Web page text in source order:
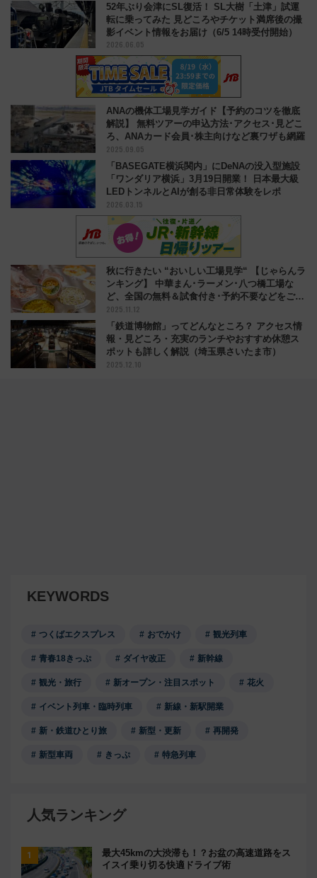
52年ぶり会津にSL復活！ SL大樹「土津」試運
転に乗ってみた 見どころやチケット満席後の撮
影イベント情報をお届け（6/5 14時受付開始）
2026.06.05
ANAの機体工場見学ガイド【予約のコツを徹底
解説】 無料ツアーの申込方法･アクセス･見どこ
ろ、ANAカード会員･株主向けなど裏ワザも網羅
2025.09.05
「BASEGATE横浜関内」にDeNAの没入型施設
「ワンダリア横浜」3月19日開業！ 日本最大級
LEDトンネルとAIが創る非日常体験をレポ
2026.03.15
秋に行きたい “おいしい工場見学“ 【じゃらんラ
ンキング】 中華まん･ラーメン･八つ橋工場な
ど、全国の無料＆試食付き･予約不要などをご紹
介！
2025.11.12
「鉄道博物館」ってどんなところ？ アクセス情
報・見どころ・充実のランチやおすすめ休憩ス
ポットも詳しく解説（埼玉県さいたま市）
2025.12.10
KEYWORDS
つくばエクスプレス おでかけ 観光列車
青春18きっぷ ダイヤ改正 新幹線
観光・旅行 新オープン・注目スポット 花火
イベント列車・臨時列車 新線・新駅開業
新・鉄道ひとり旅 新型・更新 再開発
新型車両 きっぷ 特急列車
人気ランキング
最大45kmの大渋滞も！？お盆の高速道路をス
イスイ乗り切る快適ドライブ術